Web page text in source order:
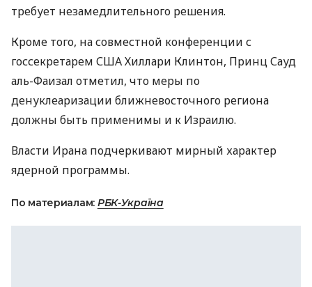
требует незамедлительного решения.
Кроме того, на совместной конференции с
госсекретарем США Хиллари Клинтон, Принц Сауд
аль-Фаизал отметил, что меры по
денуклеаризации ближневосточного региона
должны быть применимы и к Израилю.
Власти Ирана подчеркивают мирный характер
ядерной программы.
По материалам: РБК-Україна